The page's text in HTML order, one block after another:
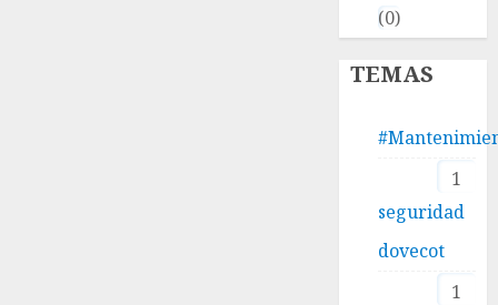
0
TEMAS
1
seguridad
dovecot
1